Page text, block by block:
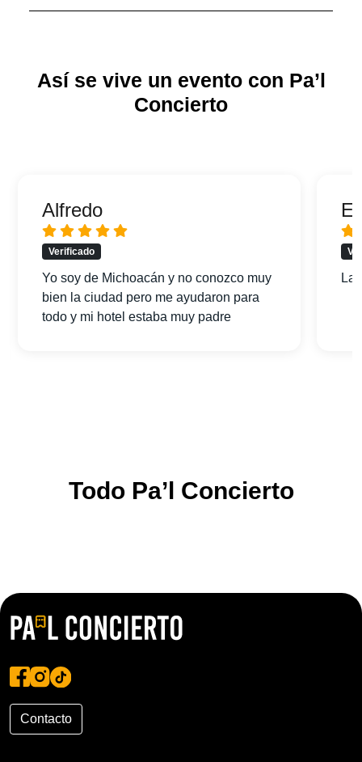
Así se vive un evento con Pa’l
Concierto
Alfredo
Verificado
Yo soy de Michoacán y no conozco muy
bien la ciudad pero me ayudaron para
todo y mi hotel estaba muy padre
La
Todo Pa’l Concierto
Contacto